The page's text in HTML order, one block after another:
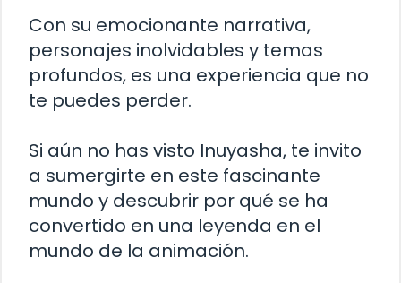
Con su emocionante narrativa,
personajes inolvidables y temas
profundos, es una experiencia que no
te puedes perder.
Si aún no has visto Inuyasha, te invito
a sumergirte en este fascinante
mundo y descubrir por qué se ha
convertido en una leyenda en el
mundo de la animación.